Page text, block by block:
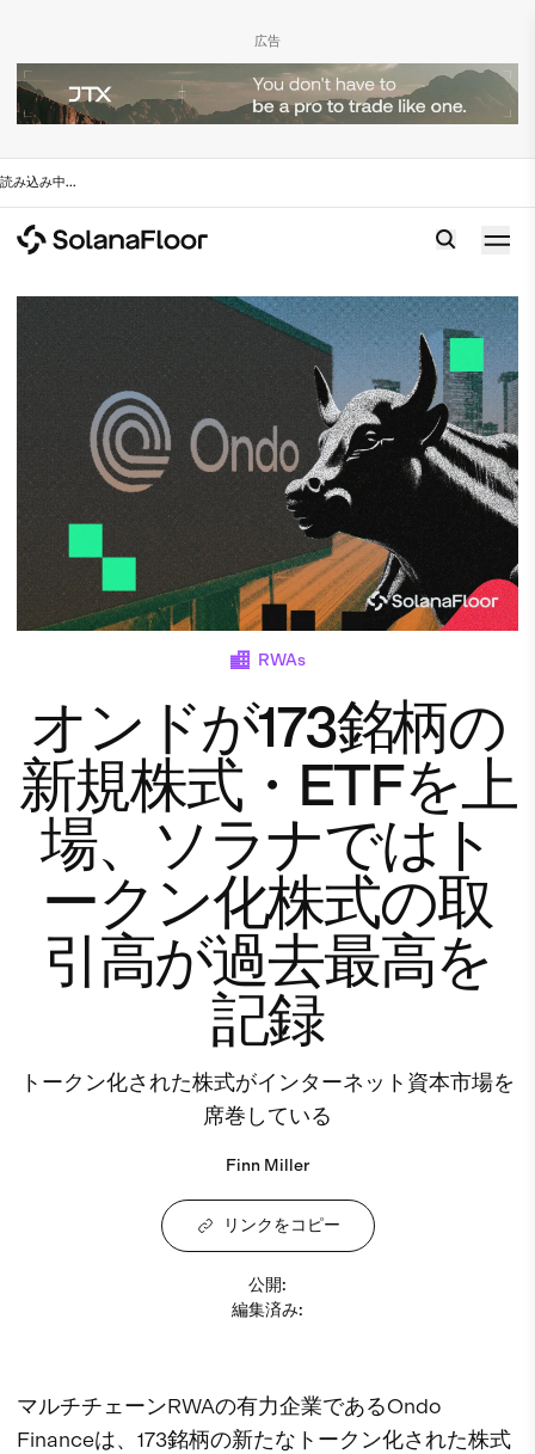
広告
読み込み中...
RWAs
オンドが173銘柄の
新規株式・ETFを上
場、ソラナではト
ークン化株式の取
引高が過去最高を
記録
トークン化された株式がインターネット資本市場を
席巻している
Finn Miller
リンクをコピー
公開:
編集済み:
マルチチェーンRWAの有力企業であるOndo
Financeは、173銘柄の新たなトークン化された株式